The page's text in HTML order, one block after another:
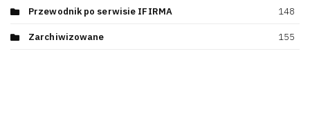
Przewodnik po serwisie IFIRMA 148
Zarchiwizowane 155